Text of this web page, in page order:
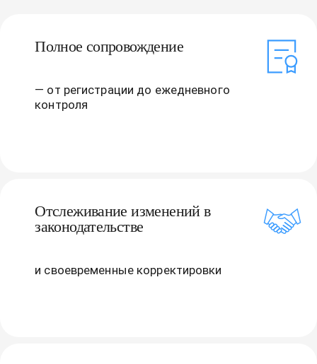
Полное сопровождение
— от регистрации до ежедневного
контроля
Отслеживание изменений в
законодательстве
и своевременные корректировки